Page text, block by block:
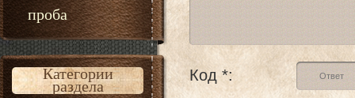
проба
Категории
раздела
Код *: